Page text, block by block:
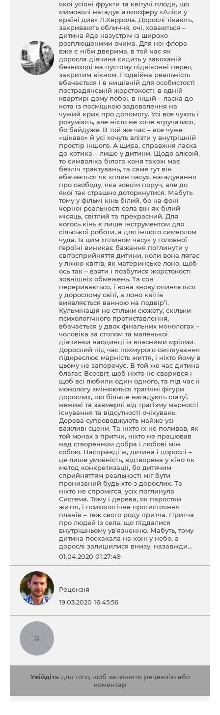
якої усіяні фрукти та квітучі плоди, що
мимоволі нагадує атмосферу «Аліси у
країні див» Л.Керрола. Дорослі тікають,
закривають обличчя, очі, ховаються –
дитина йде назустріч із широко
розплющеними очима. Для неї флора
вже є ніби дверима, в той час як
доросла дівчина сидить у закоханій
безвиході на пустому підвіконні перед
закритим вікном. Подвійна реальність
вбачається і в нищівній для особистості
пострадянській жорстокості: в одній
квартирі дому побої, в іншій – ласка до
кота із посмішкою задоволення на
чужий крик про допомогу. Усі все чують і
розуміють, але ніхто не хоче втручатися,
бо байдуже. В той же час – все чуже
«цікаво» й усі хочуть влізти у внутрішній
простір іншого. А щира, справжня ласка
до котика – лише у дитини. Щодо алюзій,
то символіка білого коня також має
безліч трактувань, та саме тут він
вбачається як «плин часу», нагадування
про свободу, яка зовсім поруч, але до
якої так страшно доторкнутися. Мабуть
тому у фільмі кінь білий, бо на фоні
чорної реальності села він як білий
місяць, світлий та прекрасний. Для
когось кінь є лише інструментом для
сільської роботи, а для іншого символом
чуда. Із цим «плином часу» у головної
героїні виникає бажання поглинути у
світосприйняття дитини, коли вона лягає
у ліжко квітів, як материнське лоно, щоб
ось так – взяти і позбутися жорстокості
зовнішніх обмежень. Та сон
переривається, і вона знову опиняється
у дорослому світі, а лоно квітів
виявляється ванною на подвір’ї.
Кульмінація не стільки сюжету, скільки
психологічного протиставлення,
вбачається у двох фінальних монологах –
чоловіка за столом та маленької
дівчинки наодинці із власними мріями.
Дорослий під час похмурого святкування
підкреслює марність життя, і ніхто йому в
цьому не заперечує. В той же час дитина
благає Всесвіт, щоб ніхто не сварився і
щоб всі любили один одного, та під час її
монологу змінюються трагічні фігури
дорослих, що більше нагадують статуї,
неживі та завмерлі від трагізму марності
існування та відсутності очікувань.
Дерева супроводжують майже усі
важливі сцени. Та ніхто їх не поливав, як
той монах з притчи, ніхто не працював
над створенням добра і любові між
собою. Насправді ж, дитина і дорослі –
це лише умовність, відтворена у кіно як
метод конкретизації, бо дитячим
сприйняттям реальності міг бути
пронизаний будь-хто з дорослих. Та
ніхто не спромігся, усіх поглинула
Система. Тому і дерева, як паростки
життя, і психологічне протистояння
планів – теж свого роду притча. Притча
про людей із села, що піддалися
внутрішньому ув’язненню. Мабуть, тому
дитина поскакала на коні у небо, а
дорослі залишилися внизу, назавжди…
01.04.2020 01:27:49
Рецензія
19.03.2020 16:45:56
Увійдітьдля того, щоб залишити рецензію або
коментар